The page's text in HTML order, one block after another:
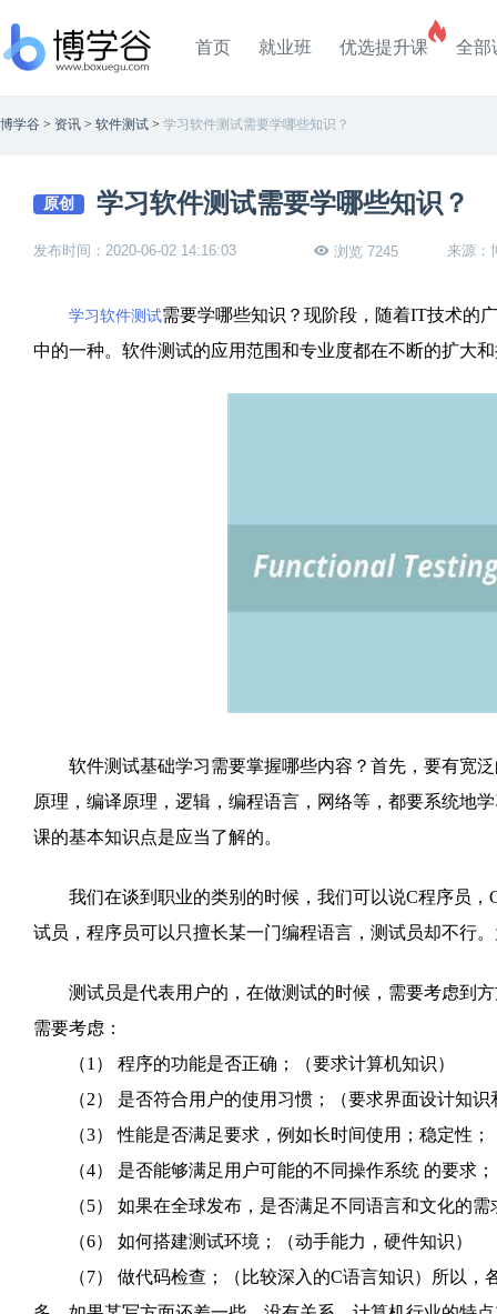
首页 就业班 优选提升课 全部
博学谷 > 资讯 > 软件测试 > 学习软件测试需要学哪些知识？
原创 学习软件测试需要学哪些知识？
发布时间：2020-06-02 14:16:03 浏览 7245 来源：
学习软件测试需要学哪些知识？现阶段，随着IT技术的
中的一种。软件测试的应用范围和专业度都在不断的扩大
软件测试基础学习需要掌握哪些内容？首先，要有宽泛
原理，编译原理，逻辑，编程语言，网络等，都要系统地
课的基本知识点是应当了解的。
我们在谈到职业的类别的时候，我们可以说C程序员，
试员，程序员可以只擅长某一门编程语言，测试员却不行
测试员是代表用户的，在做测试的时候，需要考虑到方
需要考虑：
（1） 程序的功能是否正确；（要求计算机知识）
（2） 是否符合用户的使用习惯；（要求界面设计知识
（3） 性能是否满足要求，例如长时间使用；稳定性；
（4） 是否能够满足用户可能的不同操作系统 的要求；
（5） 如果在全球发布，是否满足不同语言和文化的需
（6） 如何搭建测试环境；（动手能力，硬件知识）
（7） 做代码检查；（比较深入的C语言知识）所以，